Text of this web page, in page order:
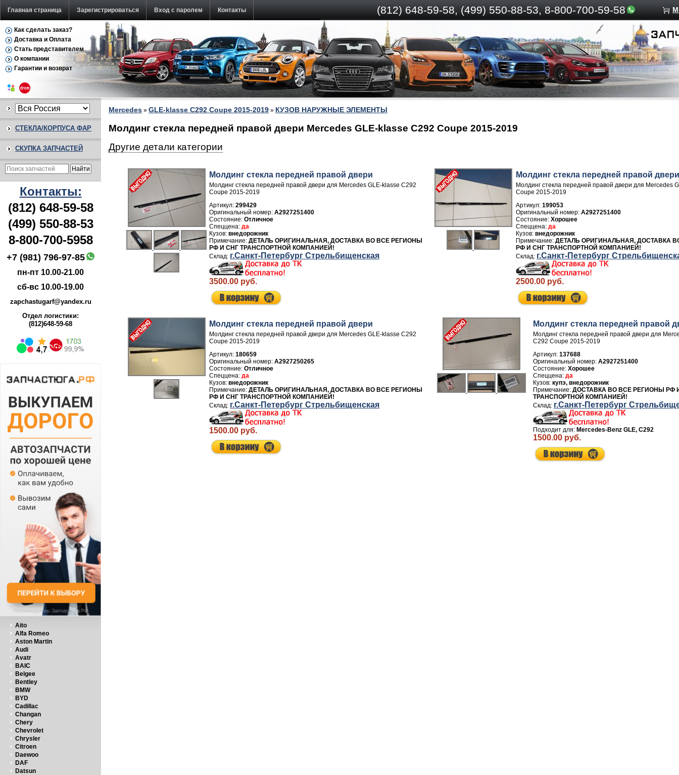
Главная страница Зарегистрироваться Вход с паролем Контакты (812) 648-59-58, (499) 550-88-53, 8-800-700-59-58
Как сделать заказ?
Доставка и Оплата
Стать представителем
О компании
Гарантии и возврат
СТЕКЛА/КОРПУСА ФАР
СКУПКА ЗАПЧАСТЕЙ
Контакты:
(812) 648-59-58
(499) 550-88-53
8-800-700-5958
+7 (981) 796-97-85
пн-пт 10.00-21.00
сб-вс 10.00-19.00
zapchastugarf@yandex.ru
Отдел логистики:
(812)648-59-68
Aito
Alfa Romeo
Aston Martin
Audi
Avatr
BAIC
Belgee
Bentley
BMW
BYD
Cadillac
Changan
Chery
Chevrolet
Chrysler
Citroen
Daewoo
DAF
Datsun
Mercedes » GLE-klasse C292 Coupe 2015-2019 » КУЗОВ НАРУЖНЫЕ ЭЛЕМЕНТЫ
Молдинг стекла передней правой двери Mercedes GLE-klasse C292 Coupe 2015-2019
Другие детали категории
Молдинг стекла передней правой двери
Молдинг стекла передней правой двери для Mercedes GLE-klasse C292
Coupe 2015-2019
Артикул:299429
A2927251400
Отличное
да
внедорожник
ДЕТАЛЬ ОРИГИНАЛЬНАЯ, ДОСТАВКА ВО ВСЕ РЕГИОНЫ
РФ И СНГ ТРАНСПОРТНОЙ КОМПАНИЕЙ!
г.Санкт-Петербург Стрельбищенская
3500.00 руб.
Молдинг стекла передней правой
Молдинг стекла передней правой двери для Mercedes
Coupe 2015-2019
Артикул:199053
A2927251400
Хорошее
да
внедорожник
ДЕТАЛЬ ОРИГИНАЛЬНАЯ, ДОСТАВКА
РФ И СНГ ТРАНСПОРТНОЙ КОМПАНИЕЙ!
г.Санкт-Петербург
2500.00 руб.
Молдинг стекла передней правой двери
Молдинг стекла передней правой двери для Mercedes GLE-klasse C292
Coupe 2015-2019
Артикул:180659
A2927250265
Отличное
да
внедорожник
ДЕТАЛЬ ОРИГИНАЛЬНАЯ, ДОСТАВКА ВО ВСЕ РЕГИОНЫ
РФ И СНГ ТРАНСПОРТНОЙ КОМПАНИЕЙ!
г.Санкт-Петербург Стрельбищенская
1500.00 руб.
Молдинг стекла передней правой
Молдинг стекла передней правой двери для
C292 Coupe 2015-2019
Артикул: 137688
A2927251400
Хорошее
да
купэ, внедорожник
ДОСТАВКА ВО ВСЕ РЕГИОНЫ РФ
ТРАНСПОРТНОЙ КОМПАНИЕЙ!
г.Санкт-Петербург
Подходит для: Mercedes-Benz GLE, C292
1500.00 руб.